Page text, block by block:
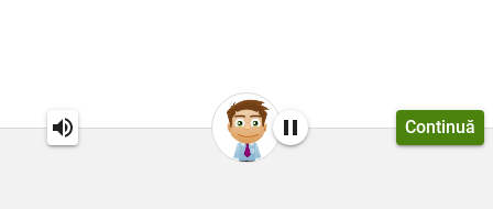
Continuă